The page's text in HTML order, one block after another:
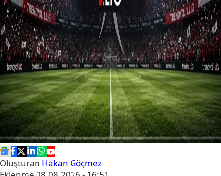
Oluşturan Hakan Göçmez